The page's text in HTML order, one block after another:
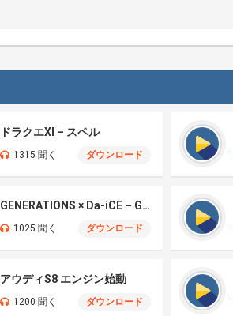
ドラクエXI – スペル
1315 聞く ダウンロード
GENERATIONS × Da-iCE – Grounds
1025 聞く ダウンロード
アウディS8 エンジン始動
1200 聞く ダウンロード